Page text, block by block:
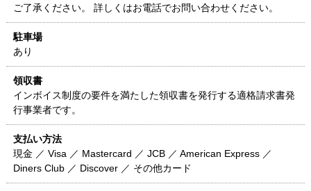
ご了承ください。 詳しくはお電話でお問い合わせください。
駐車場
あり
領収書
インボイス制度の要件を満たした領収書を発行する適格請求書発
行事業者です。
支払い方法
現金 ／ Visa ／ Mastercard ／ JCB ／ American Express ／
Diners Club ／ Discover ／ その他カード